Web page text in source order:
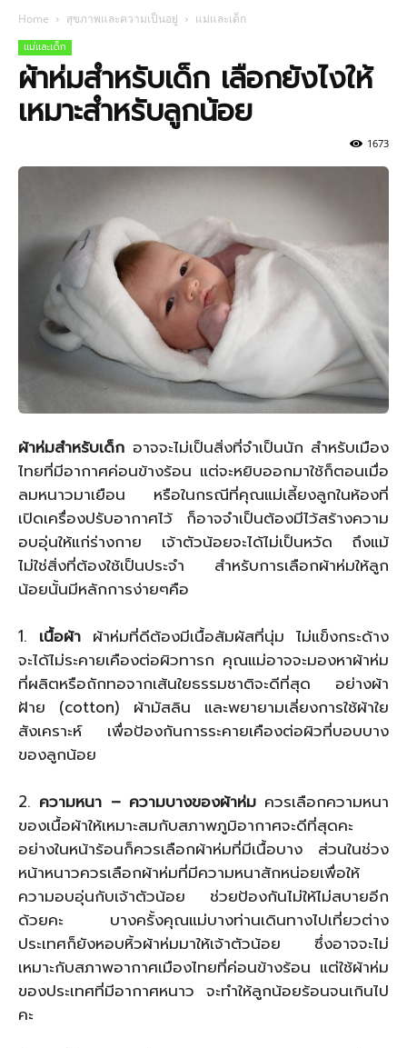
Home สุขภาพและความเป็นอยู่ แม่และเด็ก
แม่และเด็ก
ผ้าห่มสำหรับเด็ก เลือกยังไงให้
เหมาะสำหรับลูกน้อย
1673
ผ้าห่มสำหรับเด็ก อาจจะไม่เป็นสิ่งที่จำเป็นนัก สำหรับเมือง
ไทยที่มีอากาศค่อนข้างร้อน แต่จะหยิบออกมาใช้ก็ตอนเมื่อ
ลมหนาวมาเยือน หรือในกรณีที่คุณแม่เลี้ยงลูกในห้องที่
เปิดเครื่องปรับอากาศไว้ ก็อาจจำเป็นต้องมีไว้สร้างความ
อบอุ่นให้แก่ร่างกาย เจ้าตัวน้อยจะได้ไม่เป็นหวัด ถึงแม้
ไม่ใช่สิ่งที่ต้องใช้เป็นประจำ สำหรับการเลือกผ้าห่มให้ลูก
น้อยนั้นมีหลักการง่ายๆคือ
1. เนื้อผ้า ผ้าห่มที่ดีต้องมีเนื้อสัมผัสที่นุ่ม ไม่แข็งกระด้าง
จะได้ไม่ระคายเคืองต่อผิวทารก คุณแม่อาจจะมองหาผ้าห่ม
ที่ผลิตหรือถักทอจากเส้นใยธรรมชาติจะดีที่สุด อย่างผ้า
ฝ้าย (cotton) ผ้ามัสลิน และพยายามเลี่ยงการใช้ผ้าใย
สังเคราะห์ เพื่อป้องกันการระคายเคืองต่อผิวที่บอบบาง
ของลูกน้อย
2. ความหนา – ความบางของผ้าห่ม ควรเลือกความหนา
ของเนื้อผ้าให้เหมาะสมกับสภาพภูมิอากาศจะดีที่สุดคะ
อย่างในหน้าร้อนก็ควรเลือกผ้าห่มที่มีเนื้อบาง ส่วนในช่วง
หน้าหนาวควรเลือกผ้าห่มที่มีความหนาสักหน่อยเพื่อให้
ความอบอุ่นกับเจ้าตัวน้อย ช่วยป้องกันไม่ให้ไม่สบายอีก
ด้วยคะ บางครั้งคุณแม่บางท่านเดินทางไปเที่ยวต่าง
ประเทศก็ยังหอบหิ้วผ้าห่มมาให้เจ้าตัวน้อย ซึ่งอาจจะไม่
เหมาะกับสภาพอากาศเมืองไทยที่ค่อนข้างร้อน แต่ใช้ผ้าห่ม
ของประเทศที่มีอากาศหนาว จะทำให้ลูกน้อยร้อนจนเกินไป
คะ